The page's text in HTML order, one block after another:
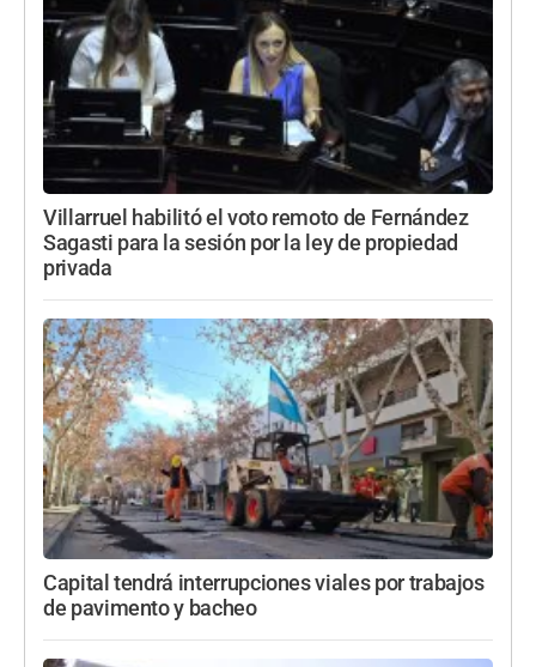
Villarruel habilitó el voto remoto de Fernández
Sagasti para la sesión por la ley de propiedad
privada
Capital tendrá interrupciones viales por trabajos
de pavimento y bacheo